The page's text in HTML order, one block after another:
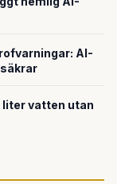
AI-
vatten utan